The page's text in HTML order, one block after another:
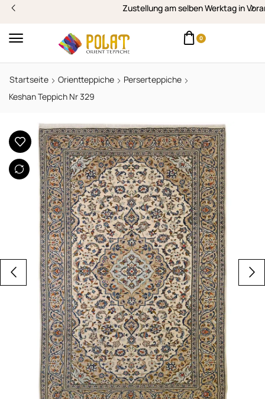
Zustellung am selben Werktag in Vorarlberg
0
Startseite Orientteppiche
Perserteppiche
Keshan Teppich Nr 329